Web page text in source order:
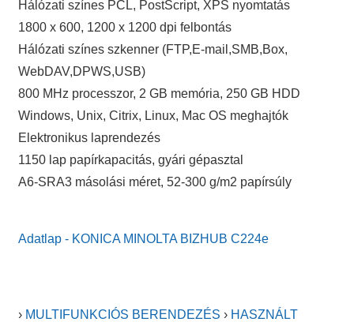
Hálózati színes PCL, PostScript, XPS nyomtatás
1800 x 600, 1200 x 1200 dpi felbontás
Hálózati színes szkenner (FTP,E-mail,SMB,Box,
WebDAV,DPWS,USB)
800 MHz processzor, 2 GB memória, 250 GB HDD
Windows, Unix, Citrix, Linux, Mac OS meghajtók
Elektronikus laprendezés
1150 lap papírkapacitás, gyári gépasztal
A6-SRA3 másolási méret, 52-300 g/m2 papírsúly
Adatlap - KONICA MINOLTA BIZHUB C224e
› MULTIFUNKCIÓS BERENDEZÉS › HASZNÁLT